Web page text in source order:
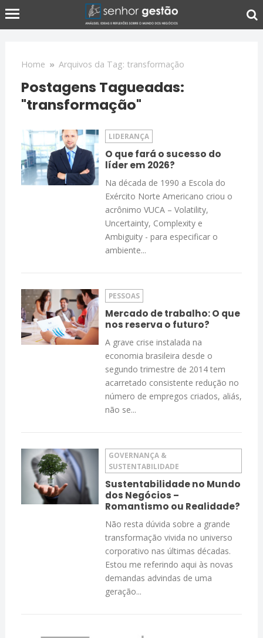
Home » Arquivos da Tag: transformação
Postagens Tagueadas:
"transformação"
LIDERANÇA
O que fará o sucesso do
líder em 2026?
Na década de 1990 a Escola do
Exército Norte Americano criou o
acrônimo VUCA – Volatility,
Uncertainty, Complexity e
Ambiguity - para especificar o
ambiente...
PESSOAS
Mercado de trabalho: O que
nos reserva o futuro?
A grave crise instalada na
economia brasileira desde o
segundo trimestre de 2014 tem
acarretado consistente redução no
número de empregos criados, aliás,
não se...
GOVERNANÇA &
SUSTENTABILIDADE
Sustentabilidade no Mundo
dos Negócios –
Romantismo ou Realidade?
Não resta dúvida sobre a grande
transformação vivida no universo
corporativo nas últimas décadas.
Estou me referindo aqui às novas
demandas advindas de uma
geração...